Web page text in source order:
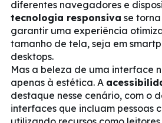
diferentes navegadores e
tecnologia responsiva se
garantir uma experiência
tamanho de tela, seja em
desktops.
Mas a beleza de uma interface
apenas à estética. A
destaque nesse cenário, com o
interfaces que incluam pessoas